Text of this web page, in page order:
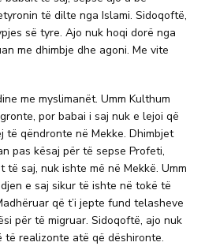
të dilte nga Islami. Sidoqoftë,
së tyre. Ajo nuk hoqi dorë nga
me dhimbje dhe agoni. Me vite
me myslimanët. Umm Kulthum
por babai i saj nuk e lejoi që
të qëndronte në Mekke. Dhimbjet
pas kësaj për të sepse Profeti,
të saj, nuk ishte më në Mekkë. Umm
e saj sikur të ishte në tokë të
që t’i jepte fund telasheve
për të migruar. Sidoqoftë, ajo nuk
të realizonte atë që dëshironte.